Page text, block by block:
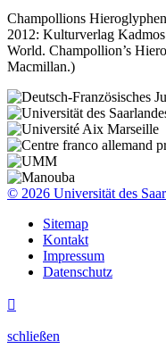
Champollions
2012: Kulturverlag
World. Champollion’s
Macmillan.)
© 2026 Universität des
Sitemap
Kontakt
Impressum
Datenschutz

schließen